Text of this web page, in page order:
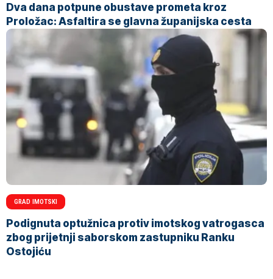
Dva dana potpune obustave prometa kroz
Proložac: Asfaltira se glavna županijska cesta
GRAD IMOTSKI
Podignuta optužnica protiv imotskog vatrogasca
zbog prijetnji saborskom zastupniku Ranku
Ostojiću